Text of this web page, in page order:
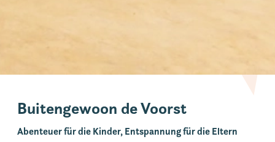
Buitengewoon de Voorst
Abenteuer für die Kinder, Entspannung für die Eltern